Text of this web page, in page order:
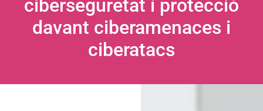
ciberseguretat i protecció
davant ciberamenaces i
ciberatacs